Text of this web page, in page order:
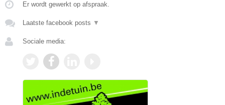
Er wordt gewerkt op afspraak.
Laatste facebook posts ▼
Sociale media: